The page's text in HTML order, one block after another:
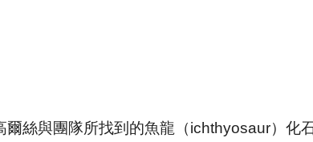
爾絲與團隊所找到的魚龍（ichthyosaur）化